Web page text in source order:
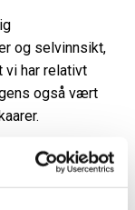
og selvinnsikt,
vi har relativt
også vært
og